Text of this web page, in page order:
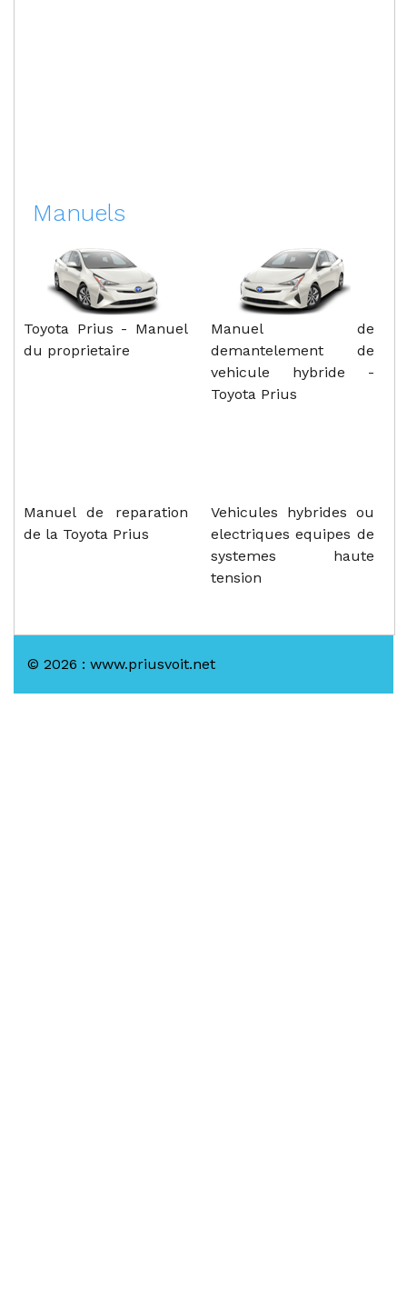
Manuels
Toyota Prius - Manuel
du proprietaire
Manuel de
demantelement de
vehicule hybride -
Toyota Prius
Manuel de reparation
de la Toyota Prius
Vehicules hybrides ou
electriques equipes de
systemes haute
tension
© 2026 : www.priusvoit.net